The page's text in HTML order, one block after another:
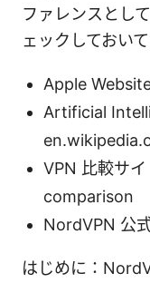
ファレンスとし
ェックしておいて
Apple
Artificial
VPN 比較サ
comparison
NordVPN 公
はじめに：